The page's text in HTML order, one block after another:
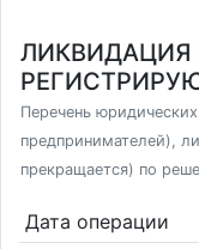
Перечень
предпринимателей),
прекращается) по
Дата операции